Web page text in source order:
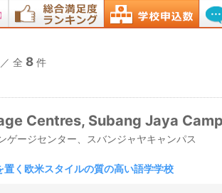
全 8 件
Centres, Subang Jaya
ゲージセンター、スバンジャヤキャンパス
置く欧米スタイルの質の高い語学学校